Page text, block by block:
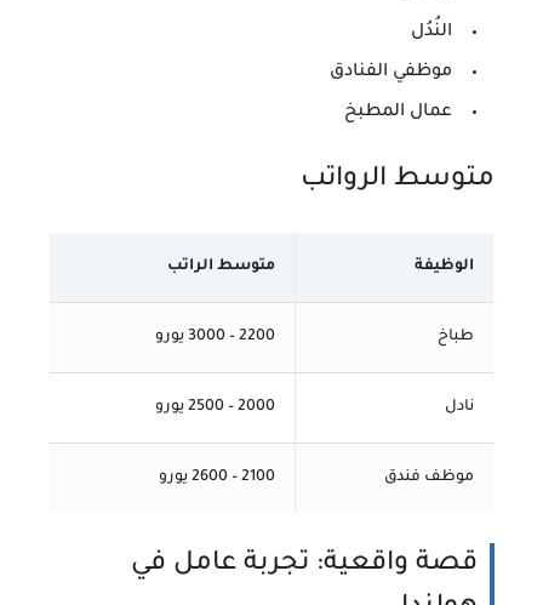
النُدُل
موظفي الفنادق
عمال المطبخ
متوسط الرواتب
الوظيفة متوسط الراتب
طباخ 2200 – 3000 يورو
نادل 2000 – 2500 يورو
موظف فندق 2100 – 2600 يورو
قصة واقعية: تجربة عامل في